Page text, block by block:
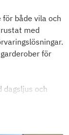
både vila och
med
för
och